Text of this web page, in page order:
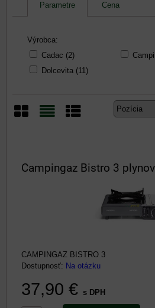
Parametre Cena
Výrobca:
Cadac (2)
Dolcevita (11)
Campingaz Bistro 3
CAMPINGAZ BISTRO 3
Dostupnosť: Na otázku
37,90 € s DPH